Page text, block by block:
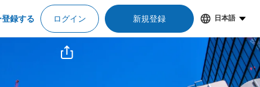
録する ログイン 新規登録 日本語